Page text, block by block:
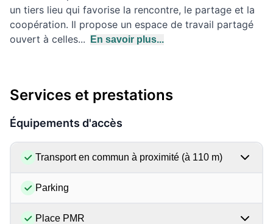
un tiers lieu qui favorise la rencontre, le partage et la
coopération. Il propose un espace de travail partagé
ouvert à celles...
En savoir plus...
Services et prestations
Équipements d'accès
Transport en commun à proximité (à 110 m)
Parking
Place PMR